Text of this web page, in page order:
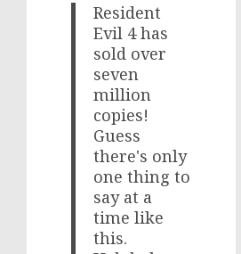
Resident
Evil 4 has
sold over
seven
million
copies!
Guess
there's only
one thing to
say at a
time like
this.